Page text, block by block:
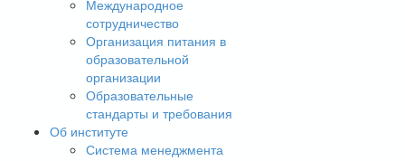
Международное
сотрудничество
Организация питания в
образовательной
организации
Образовательные
стандарты и требования
Об институте
Система менеджмента